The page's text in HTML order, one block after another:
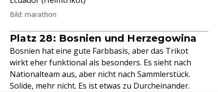
Bild: marathon
Platz 28: Bosnien und Herzegowina
Bosnien hat eine gute Farbbasis, aber das Trikot
wirkt eher funktional als besonders. Es sieht nach
Nationalteam aus, aber nicht nach Sammlerstück.
Solide, mehr nicht. Es ist etwas zu Durcheinander.